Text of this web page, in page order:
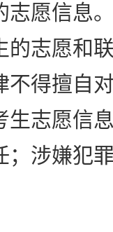
志愿信息
的志愿和
不得擅自
生志愿信
；涉嫌犯